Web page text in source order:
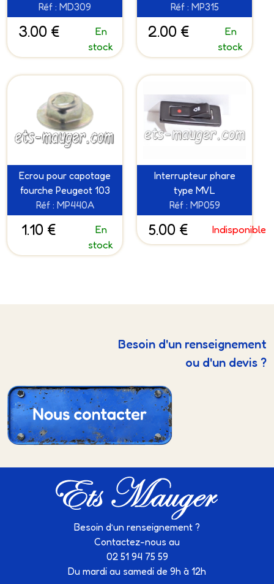
Réf : MD309
3.00 €
En
stock
Réf : MP315
2.00 €
En
stock
Ecrou pour capotage
fourche Peugeot 103
Réf : MP440A
1.10 €
En
stock
Interrupteur phare
type MVL
Réf : MP059
5.00 € Indisponible
Besoin d'un renseignement
ou d'un devis ?
Besoin d’un renseignement ?
Contactez-nous au
02 51 94 75 59
Du mardi au samedi de 9h à 12h